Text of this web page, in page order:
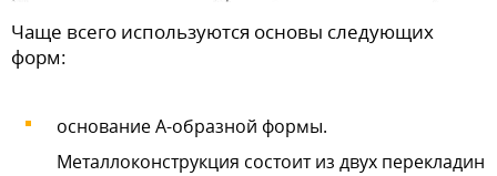
Чаще всего используются основы следующих
форм:
основание А-образной формы.
Металлоконструкция состоит из двух перекладин